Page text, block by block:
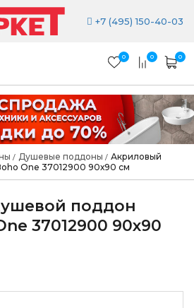
+7 (495) 150-40-03
0 0 0
/ Душевые поддоны / Акриловый
One 37012900 90х90 см
поддон
37012900 90х90